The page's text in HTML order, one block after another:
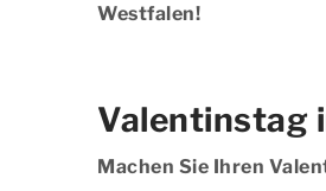
Westfalen!
Valentinstag
Machen Sie Ihren